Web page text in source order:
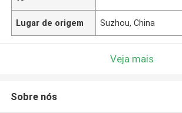
Lugar de origem Suzhou, China
Veja mais
Sobre nós